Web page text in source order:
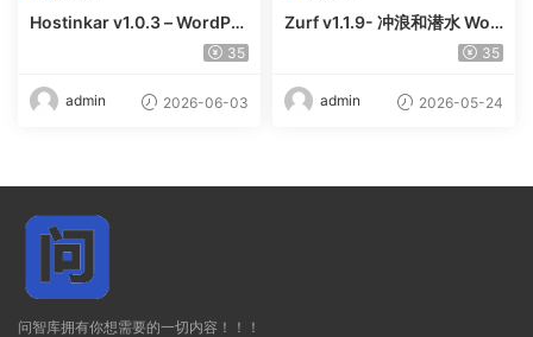
Hostinkar v1.0.3 – WordPre
35
admin 2026-06-03
Zurf v1.1.9- 冲浪和潜水 Wor
35
admin 2026-05-24
问智库拥有你想需要的一切内容！！！